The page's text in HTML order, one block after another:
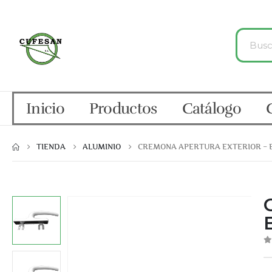
Inicio Productos Catálogo
TIENDA ALUMINIO CREMONA APERTURA EXTERIOR –